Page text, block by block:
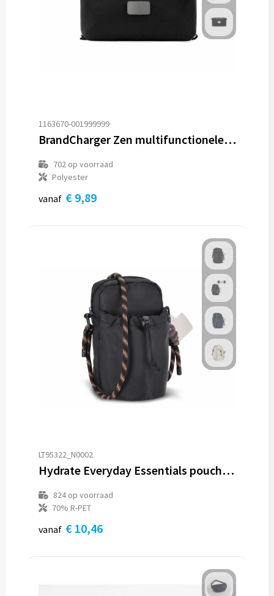
1163670-001999999
BrandCharger Zen multifunctionele tas
702op voorraad
Polyester
vanaf € 9,89
LT95322_N0002
Hydrate Everyday Essentials pouch met paracord draagkoord
824op voorraad
70% R-PET
vanaf € 10,46